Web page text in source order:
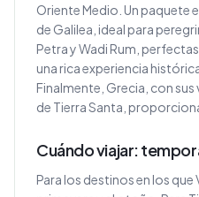
Oriente Medio. Un paquete
de Galilea, ideal para
Petra y Wadi Rum,
una rica experiencia
Finalmente, Grecia, con
de Tierra Santa,
Cuándo viajar:
Para los destinos en los que